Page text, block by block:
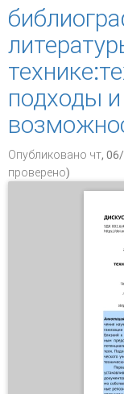
подходы
Опубликовано чт,
проверено)